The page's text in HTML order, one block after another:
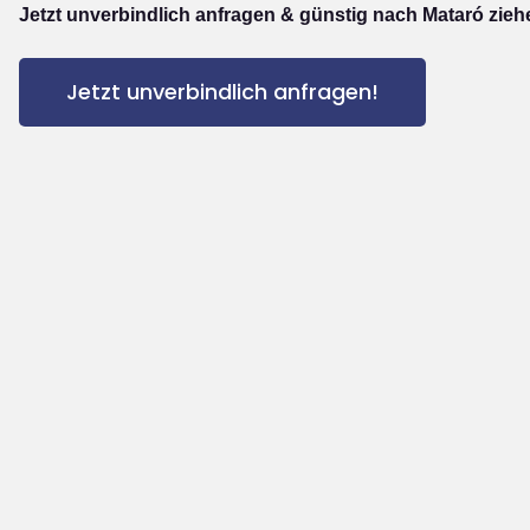
Jetzt unverbindlich anfragen & günstig nach Mataró
Jetzt unverbindlich anfragen!